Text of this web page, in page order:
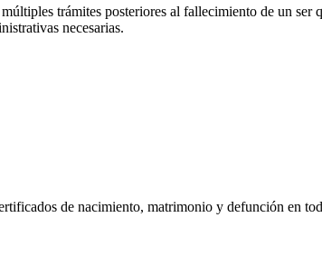
trámites posteriores al fallecimiento de un
necesarias.
de nacimiento, matrimonio y defunción en